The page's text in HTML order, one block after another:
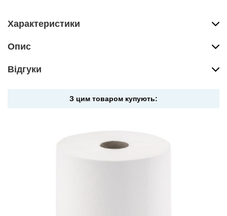
Характеристики
Опис
Вiдгуки
З цим товаром купують: